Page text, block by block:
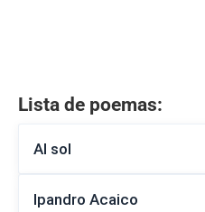
Lista de poemas:
Al sol
Ipandro Acaico